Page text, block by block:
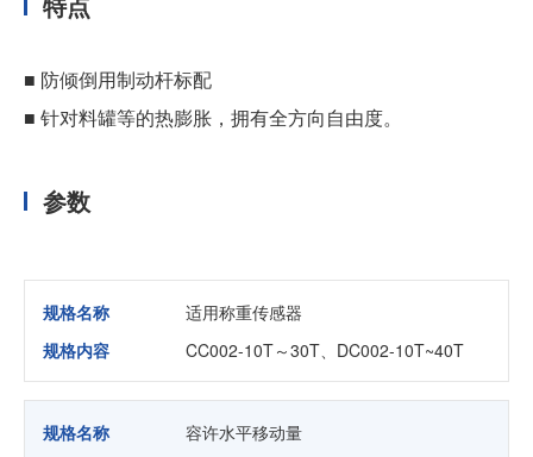
■ 防倾倒用制动杆标配
■ 针对料罐等的热膨胀，拥有全方向自由度。
参数
规格名称
适用称重传感器
规格内容
CC002-10T～30T、DC002-10T~40T
规格名称
容许水平移动量